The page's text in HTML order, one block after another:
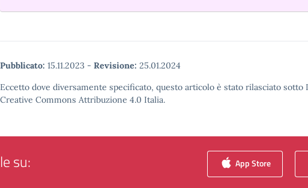
Pubblicato: 15.11.2023 - Revisione: 25.01.2024
Eccetto dove diversamente specificato, questo articolo è stato rilasciato sotto
Creative Commons Attribuzione 4.0 Italia.
su: App Store